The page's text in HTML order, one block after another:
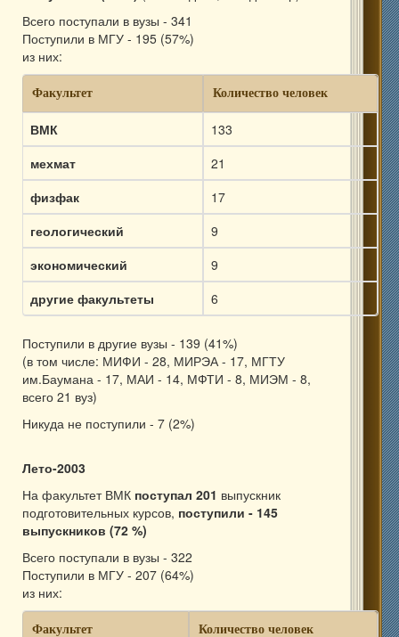
Всего поступали в вузы - 341
Поступили в МГУ - 195 (57%)
из них:
Факультет Количество человек
ВМК
133
мехмат
21
физфак
17
геологический
9
экономический
9
другие факультеты
6
Поступили в другие вузы - 139 (41%)
(в том числе: МИФИ - 28, МИРЭА - 17, МГТУ
им.Баумана - 17, МАИ - 14, МФТИ - 8, МИЭМ - 8,
всего 21 вуз)
Никуда не поступили - 7 (2%)
Лето-2003
На факультет ВМК поступал 201 выпускник
подготовительных курсов, поступили - 145
выпускников (72 %)
Всего поступали в вузы - 322
Поступили в МГУ - 207 (64%)
из них:
Факультет Количество человек